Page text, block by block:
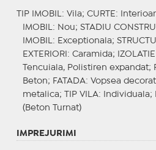
TIP IMOBIL : Vila; CURTE :
IMOBIL : Nou; STADIU
IMOBIL : Exceptionala;
EXTERIORI : Caramida;
Tencuiala, Polistiren expandat;
Beton; FATADA: Vopsea
metalica;
TIP VILA: Individuala;
(Beton Turnat)
IMPREJURIMI